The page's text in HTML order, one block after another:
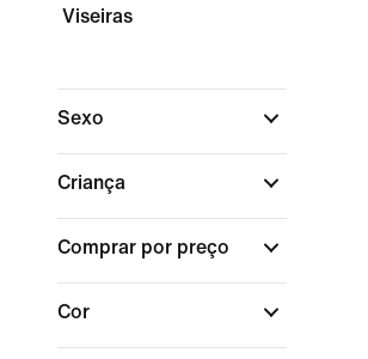
Viseiras
Sexo
Criança
Comprar por preço
Cor